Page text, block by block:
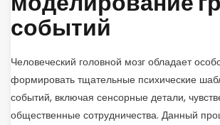
событий
Человеческий головной мозг обладает
формировать тщательные психические
событий, включая сенсорные детали,
общественные сотрудничества. Данный